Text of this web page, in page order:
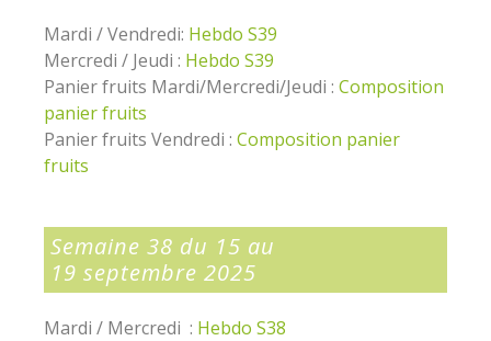
Mardi / Vendredi: Hebdo S39
Mercredi / Jeudi : Hebdo S39
Panier fruits Mardi/Mercredi/Jeudi : Composition
panier fruits
Panier fruits Vendredi : Composition panier
fruits
Semaine 38 du 15 au
19 septembre 2025
Mardi / Mercredi : Hebdo S38